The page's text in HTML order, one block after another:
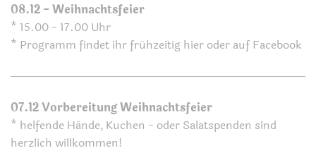
08.12 - Weihnachtsfeier
* 15.00 - 17.00 Uhr
* Programm findet ihr frühzeitig hier oder auf Facebook
07.12 Vorbereitung Weihnachtsfeier
* helfende Hände, Kuchen - oder Salatspenden sind
herzlich willkommen!